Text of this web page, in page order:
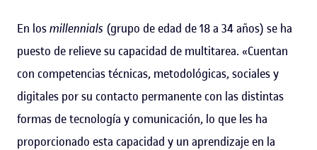
En losmillennials (grupo de edad de 18 a 34 años) se ha
puesto de relieve su capacidad de multitarea. «Cuentan
con competencias técnicas, metodológicas, sociales y
digitales por su contacto permanente con las distintas
formas de tecnología y comunicación, lo que les ha
proporcionado esta capacidad y un aprendizaje en la